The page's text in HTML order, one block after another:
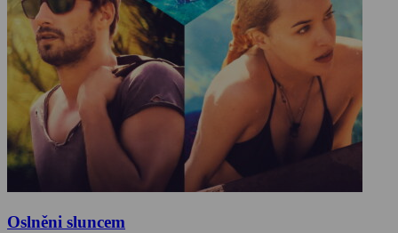
Oslněni sluncem